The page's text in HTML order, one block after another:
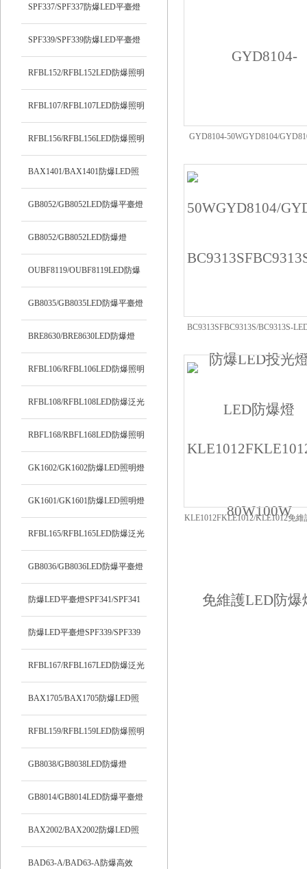
SPF337/SPF337防爆LED平臺燈
SPF339/SPF339防爆LED平臺燈
RFBL152/RFBL152LED防爆照明
燈
RFBL107/RFBL107LED防爆照明
燈
RFBL156/RFBL156LED防爆照明
燈
BAX1401/BAX1401防爆LED照
明燈
GB8052/GB8052LED防爆平臺燈
GB8052/GB8052LED防爆燈
OUBF8119/OUBF8119LED防爆
燈
GB8035/GB8035LED防爆平臺燈
BRE8630/BRE8630LED防爆燈
RFBL106/RFBL106LED防爆照明
燈
RFBL108/RFBL108LED防爆泛光
燈
RBFL168/RBFL168LED防爆照明
燈
GK1602/GK1602防爆LED照明燈
GK1601/GK1601防爆LED照明燈
RFBL165/RFBL165LED防爆泛光
燈
GB8036/GB8036LED防爆平臺燈
防爆LED平臺燈SPF341/SPF341
防爆LED平臺燈SPF339/SPF339
RFBL167/RFBL167LED防爆泛光
燈
BAX1705/BAX1705防爆LED照
明燈
RFBL159/RFBL159LED防爆照明
燈
GB8038/GB8038LED防爆燈
GB8014/GB8014LED防爆平臺燈
BAX2002/BAX2002防爆LED照
明燈
BAD63-A/BAD63-A防爆高效
GYD8104-50WGYD8104/
BC9313SFBC9313S/BC9313S-
KLE1012FKLE1012/KLE1012免維